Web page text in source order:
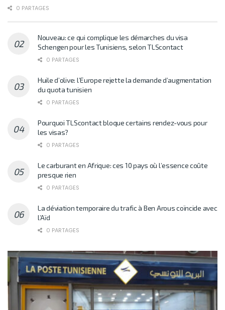
0 PARTAGES
Nouveau: ce qui complique les démarches du visa
Schengen pour les Tunisiens, selon TLScontact
0 PARTAGES
Huile d’olive: l’Europe rejette la demande d’augmentation
du quota tunisien
0 PARTAGES
Pourquoi TLScontact bloque certains rendez-vous pour
les visas?
0 PARTAGES
Le carburant en Afrique: ces 10 pays où l’essence coûte
presque rien
0 PARTAGES
La déviation temporaire du trafic à Ben Arous coïncide avec
l’Aïd
0 PARTAGES